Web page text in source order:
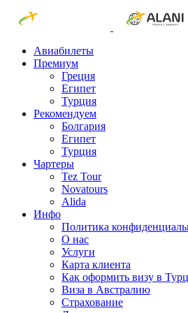
Авиабилеты
Премиум
Греция
Египет
Турция
Рекомендуем
Болгария
Египет
Турция
Чартеры
Tez Tour
Novatours
Alida
Инфо
Политика
О нас
Услуги
Карта клиента
Как оформить визу в
Виза в Австралию
Страхование